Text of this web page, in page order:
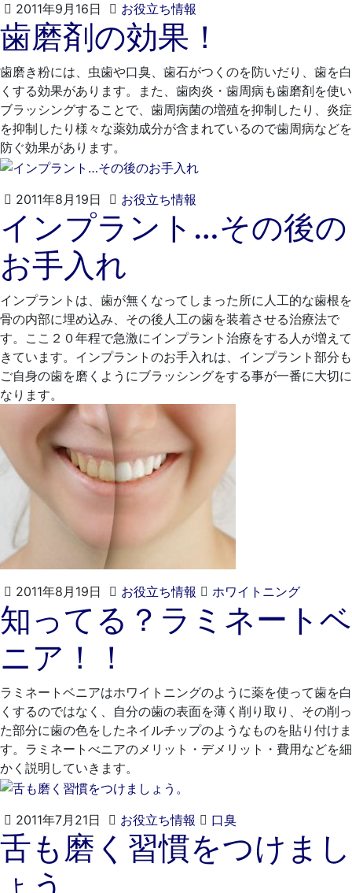
2011年9月16日 お役立ち情報
年
4
月
20
日
れ
も
と
歯
科
医
院
歯磨剤の効果！
歯磨き粉には、虫歯や口臭、歯石がつくのを防いだり、歯を白
くする効果があります。また、歯肉炎・歯周病も歯磨剤を使い
ブラッシングすることで、歯周病菌の増殖を抑制したり、炎症
を抑制したり様々な薬効成分が含まれているので歯周病などを
防ぐ効果があります。
2011年8月19日 お役立ち情報
4
日
も
科
医
院
インプラント…その後の
お手入れ
インプラントは、歯が無くなってしまった所に人工的な歯根を
骨の内部に埋め込み、その後人工の歯を装着させる治療法で
す。ここ２０年程で急激にインプラント治療をする人が増えて
きています。インプラントのお手入れは、インプラント部分も
ご自身の歯を磨くようにブラッシングをする事が一番に大切に
なります。
2011年8月19日 お役立ち情報 ホワイトニング2021
年
日
く
れ
も
科
医
院
知ってる？ラミネートベ
ニア！！
ラミネートベニアはホワイトニングのように薬を使って歯を白
くするのではなく、自分の歯の表面を薄く削り取り、その削っ
た部分に歯の色をしたネイルチップのようなものを貼り付けま
す。ラミネートべニアのメリット・デメリット・費用などを細
かく説明していきます。
2011年7月21日 お役立ち情報 口臭2021
年
4
く
れ
も
舌も磨く習慣をつけまし
ょう。